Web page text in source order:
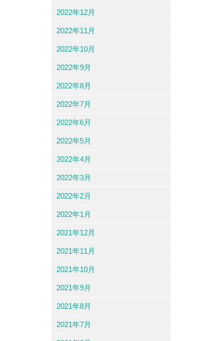
2022年12月
2022年11月
2022年10月
2022年9月
2022年8月
2022年7月
2022年6月
2022年5月
2022年4月
2022年3月
2022年2月
2022年1月
2021年12月
2021年11月
2021年10月
2021年9月
2021年8月
2021年7月